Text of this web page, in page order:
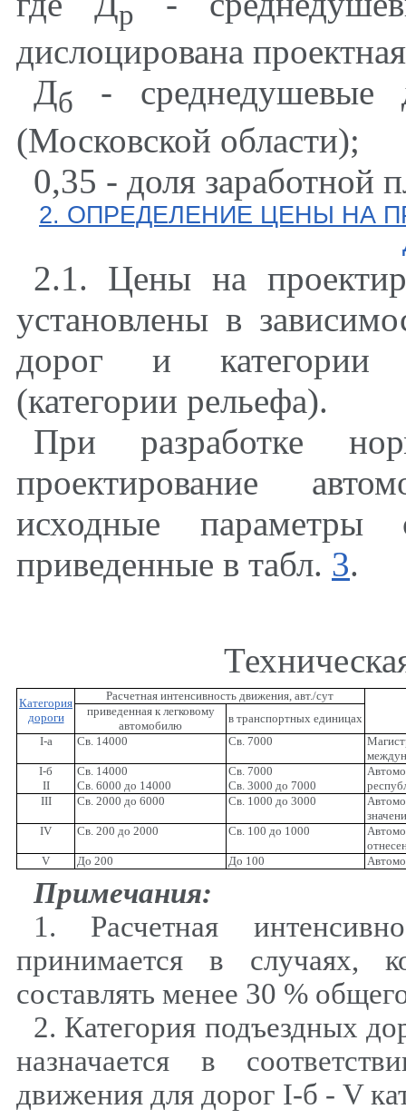
р
дислоцирована
Дб
- среднедушевые
(Московской области);
0,35 - доля заработной
2. ОПРЕДЕЛЕНИЕ ЦЕНЫ НА
2.1. Цены на
установлены в
дорог и категории
(категории рельефа).
При разработке
проектирование
исходные параметры
приведенные в табл. 3.
Категория
дороги
Расчетная интенсивность движения, авт./сут
приведенная к легковому
автомобилю
в транспортных единицах
I-а Св. 14000 Св. 7000
I-б Св. 14000 Св. 7000
II Св. 6000 до 14000
Св. 3000 до 7000
III
Св. 2000 до 6000 Св. 1000 до 3000
IV
Св. 200 до 2000 Св. 100 до 1000
V
До 200 До 100
Примечания:
1. Расчетная
принимается в случаях,
составлять менее 30 %
2. Категория подъездных
назначается в
движения для дорог I-б - V